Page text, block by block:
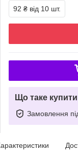
92 ₴ від 10 шт.
Що таке
Замовлення